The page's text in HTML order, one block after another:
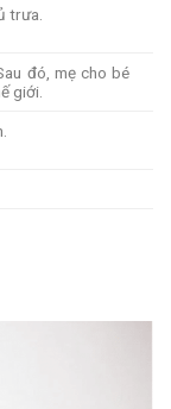
trưa.
đó, mẹ cho bé
giới.